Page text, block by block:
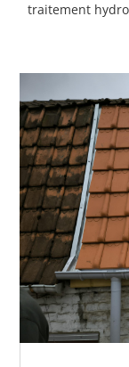
traitement